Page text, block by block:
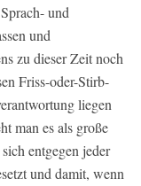
und
und
zu dieser Zeit noch
Friss-oder-Stirb-
liegen
man es als große
entgegen jeder
und damit, wenn